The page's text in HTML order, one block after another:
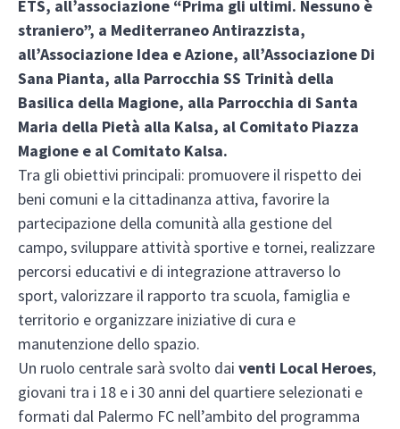
ETS, all’associazione “Prima gli ultimi. Nessuno è
straniero”, a Mediterraneo Antirazzista,
all’Associazione Idea e Azione, all’Associazione Di
Sana Pianta, alla Parrocchia SS Trinità della
Basilica della Magione, alla Parrocchia di Santa
Maria della Pietà alla Kalsa, al Comitato Piazza
Magione e al Comitato Kalsa.
Tra gli obiettivi principali: promuovere il rispetto dei
beni comuni e la cittadinanza attiva, favorire la
partecipazione della comunità alla gestione del
campo, sviluppare attività sportive e tornei, realizzare
percorsi educativi e di integrazione attraverso lo
sport, valorizzare il rapporto tra scuola, famiglia e
territorio e organizzare iniziative di cura e
manutenzione dello spazio.
Un ruolo centrale sarà svolto dai venti Local Heroes,
giovani tra i 18 e i 30 anni del quartiere selezionati e
formati dal Palermo FC nell’ambito del programma